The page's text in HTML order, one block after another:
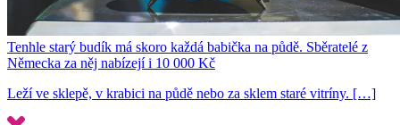
Tenhle starý budík má skoro každá babička na půdě. Sběratelé z
Německa za něj nabízejí i 10 000 Kč
Leží ve sklepě, v krabici na půdě nebo za sklem staré vitríny. […]